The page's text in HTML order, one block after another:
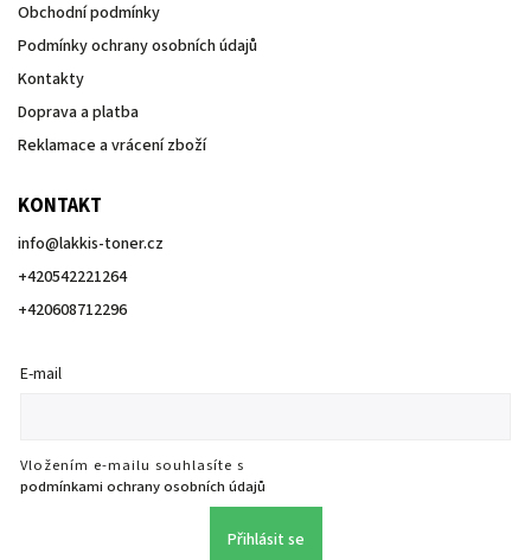
Obchodní podmínky
Podmínky ochrany osobních údajů
Kontakty
Doprava a platba
Reklamace a vrácení zboží
KONTAKT
info@lakkis-toner.cz
+420542221264
+420608712296
E-mail
Vložením e-mailu souhlasíte s
podmínkami ochrany osobních údajů
Přihlásit se